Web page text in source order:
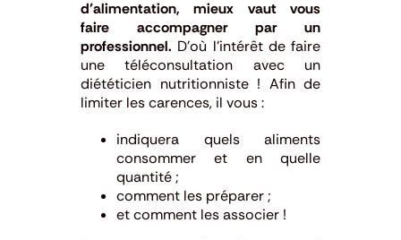
d’alimentation, mieux vaut vous
faire accompagner par un
professionnel. D’où l’intérêt de faire
une téléconsultation avec un
diététicien nutritionniste ! Afin de
limiter les carences, il vous :
indiquera quels aliments
consommer et en quelle
quantité ;
comment les préparer ;
et comment les associer !